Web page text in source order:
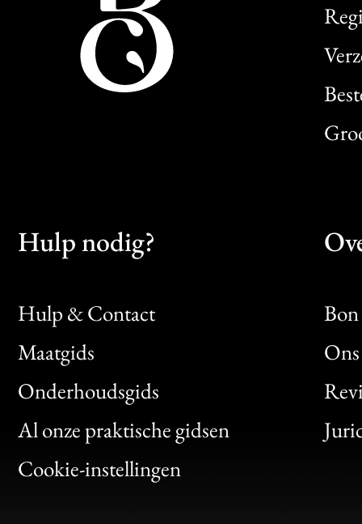
Hulp nodig?
Hulp & Contact
Maatgids
Onderhoudsgids
Al onze praktische gidsen
Cookie-instellingen
Bon
Clic